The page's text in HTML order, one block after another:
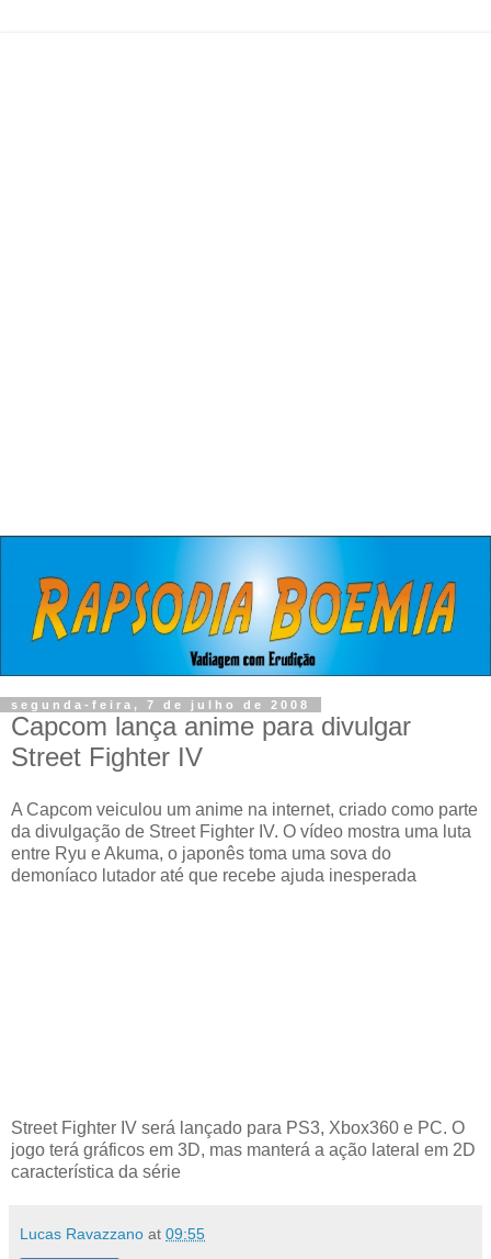
segunda-feira, 7 de julho de 2008
Capcom lança anime para divulgar
Street Fighter IV
A Capcom veiculou um anime na internet, criado como parte
da divulgação de Street Fighter IV. O vídeo mostra uma luta
entre Ryu e Akuma, o japonês toma uma sova do
demoníaco lutador até que recebe ajuda inesperada
Street Fighter IV será lançado para PS3, Xbox360 e PC. O
jogo terá gráficos em 3D, mas manterá a ação lateral em 2D
característica da série
Lucas Ravazzano at 09:55